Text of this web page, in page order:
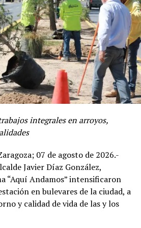
fueron de pastelería,
confección, bisutería, barber,
aplicación de uñas, soldadura,
computación y carpintería,
en el Centro de los Grandes se
mayores tengan la
diferentes técnicas.
al interior del Mercado Juárez,
de cartonería mexicana,
chocolatería, vitromosaico y
las graduaciones que se
integrales en arroyos,
07 de agosto de 2026.-
Javier Díaz González,
“Aquí Andamos” intensificaron
en bulevares de la ciudad, a
y calidad de vida de las y los